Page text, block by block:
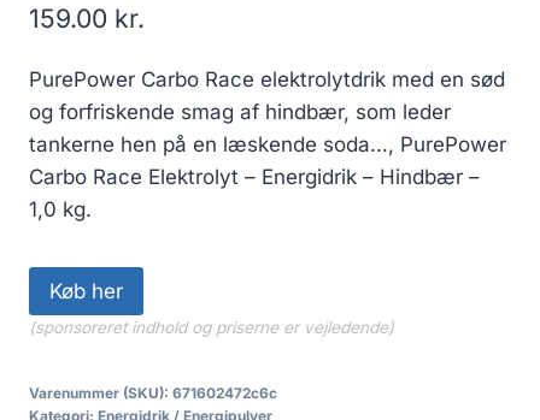
159.00 kr.
PurePower Carbo Race elektrolytdrik med en sød
og forfriskende smag af hindbær, som leder
tankerne hen på en læskende soda…, PurePower
Carbo Race Elektrolyt – Energidrik – Hindbær –
1,0 kg.
Køb her
(sponsoreret indhold og priserne er vejledende)
Varenummer (SKU): 671602472c6c
Kategori: Energidrik / Energipulver